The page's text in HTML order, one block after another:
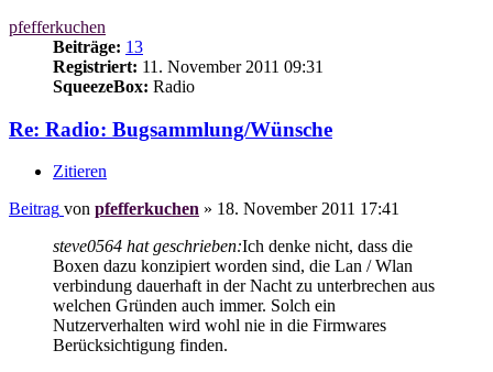
pfefferkuchen
Beiträge: 13
Registriert: 11. November 2011 09:31
SqueezeBox: Radio
Re: Radio: Bugsammlung/Wünsche
Zitieren
Beitrag von pfefferkuchen » 18. November 2011 17:41
steve0564 hat geschrieben:Ich denke nicht, dass die
Boxen dazu konzipiert worden sind, die Lan / Wlan
verbindung dauerhaft in der Nacht zu unterbrechen aus
welchen Gründen auch immer. Solch ein
Nutzerverhalten wird wohl nie in die Firmwares
Berücksichtigung finden.